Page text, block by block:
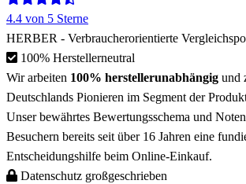
4.4 von 5 Sterne
HERBER - Verbraucherorientierte
100% Herstellerneutral
Wir arbeiten 100% herstellerunabhängig und
Deutschlands Pionieren im Segment der
Unser bewährtes Bewertungsschema und
Besuchern bereits seit über 16 Jahren eine
Entscheidungshilfe beim Online-Einkauf.
Datenschutz großgeschrieben